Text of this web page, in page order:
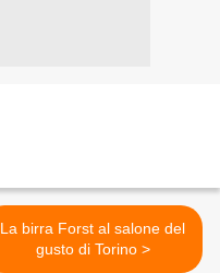
La birra Forst al salone del
gusto di Torino >